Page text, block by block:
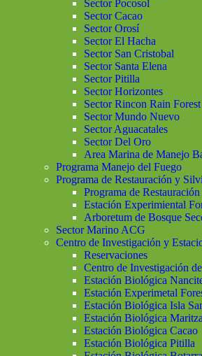
Sector Pocosol
Sector Cacao
Sector Orosí
Sector El Hacha
Sector San Cristobal
Sector Santa Elena
Sector Pitilla
Sector Horizontes
Sector Rincon Rain Forest
Sector Mundo Nuevo
Sector Aguacatales
Sector Del Oro
Area Marina de Manejo
Programa Manejo del Fuego
Programa de Restauración y
Programa de
Estación Experimiental
Arboretum de Bosque
Sector Marino ACG
Centro de Investigación y
Reservaciones
Centro de Investigación
Estación Biológica
Estación Experimetal
Estación Biológica Isla
Estación Biológica Maritza
Estación Biológica Cacao
Estación Biológica Pitilla